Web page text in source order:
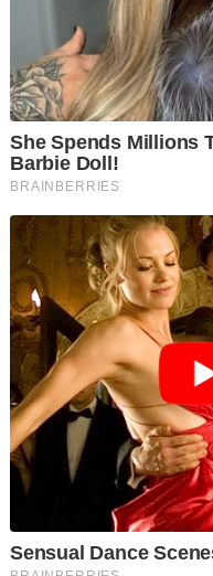
Kenyataan tersebut
sebelum ini yang
mengusir penduduk
sebuah “Riviera” di Asia
Di dalam pertemuan
pendapat mengenai
berkenaan di hadapan
Untuk rekod, pada bulan
menutup kedutaan
"dasar anti-Israel" negara
Antara langkah yang telah
mengecewakan Israel
Palestin yang merdeka
Pemimpin Ireland